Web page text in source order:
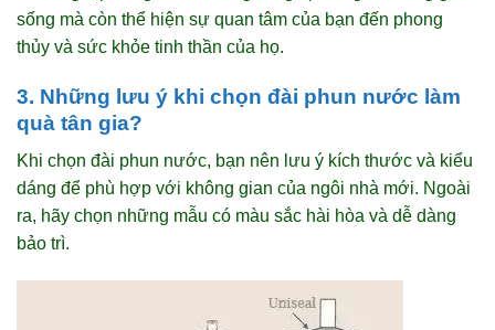
sống mà còn thể hiện sự quan tâm của bạn đến phong
thủy và sức khỏe tinh thần của họ.
3. Những lưu ý khi chọn đài phun nước làm
quà tân gia?
Khi chọn đài phun nước, bạn nên lưu ý kích thước và kiểu
dáng để phù hợp với không gian của ngôi nhà mới. Ngoài
ra, hãy chọn những mẫu có màu sắc hài hòa và dễ dàng
bảo trì.